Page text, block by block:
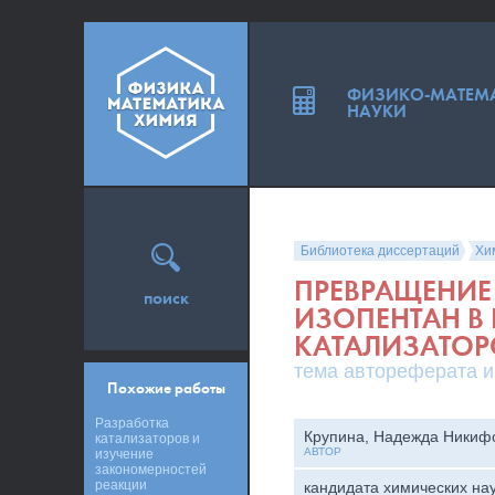
Библиотека диссертаций
ИЗОПЕНТАН В
тема автореферата
Крупина, Надежда
АВТОР
кандидата химических
поиск
Похожие работы
Разработка
катализаторов и
изучение
закономерностей
реакции
ФИЗИКО-
НАУКИ